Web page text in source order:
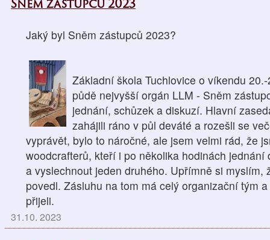
Jaký byl Sněm zástupců 2023?
Základní škola Tuchlovice o víkendu
půdě nejvyšší orgán LLM - Sněm
jednání, schůzek a diskuzí. Hlavní
zahájili ráno v půl deváté a rozešli se
vyprávět, bylo to náročné, ale jsem velmi rád, že
woodcrafterů, kteří i po několika hodinách
a vyslechnout jeden druhého. Upřímně si myslím,
povedl. Zásluhu na tom má celý organizační tým
přijeli.
31.10. 2023